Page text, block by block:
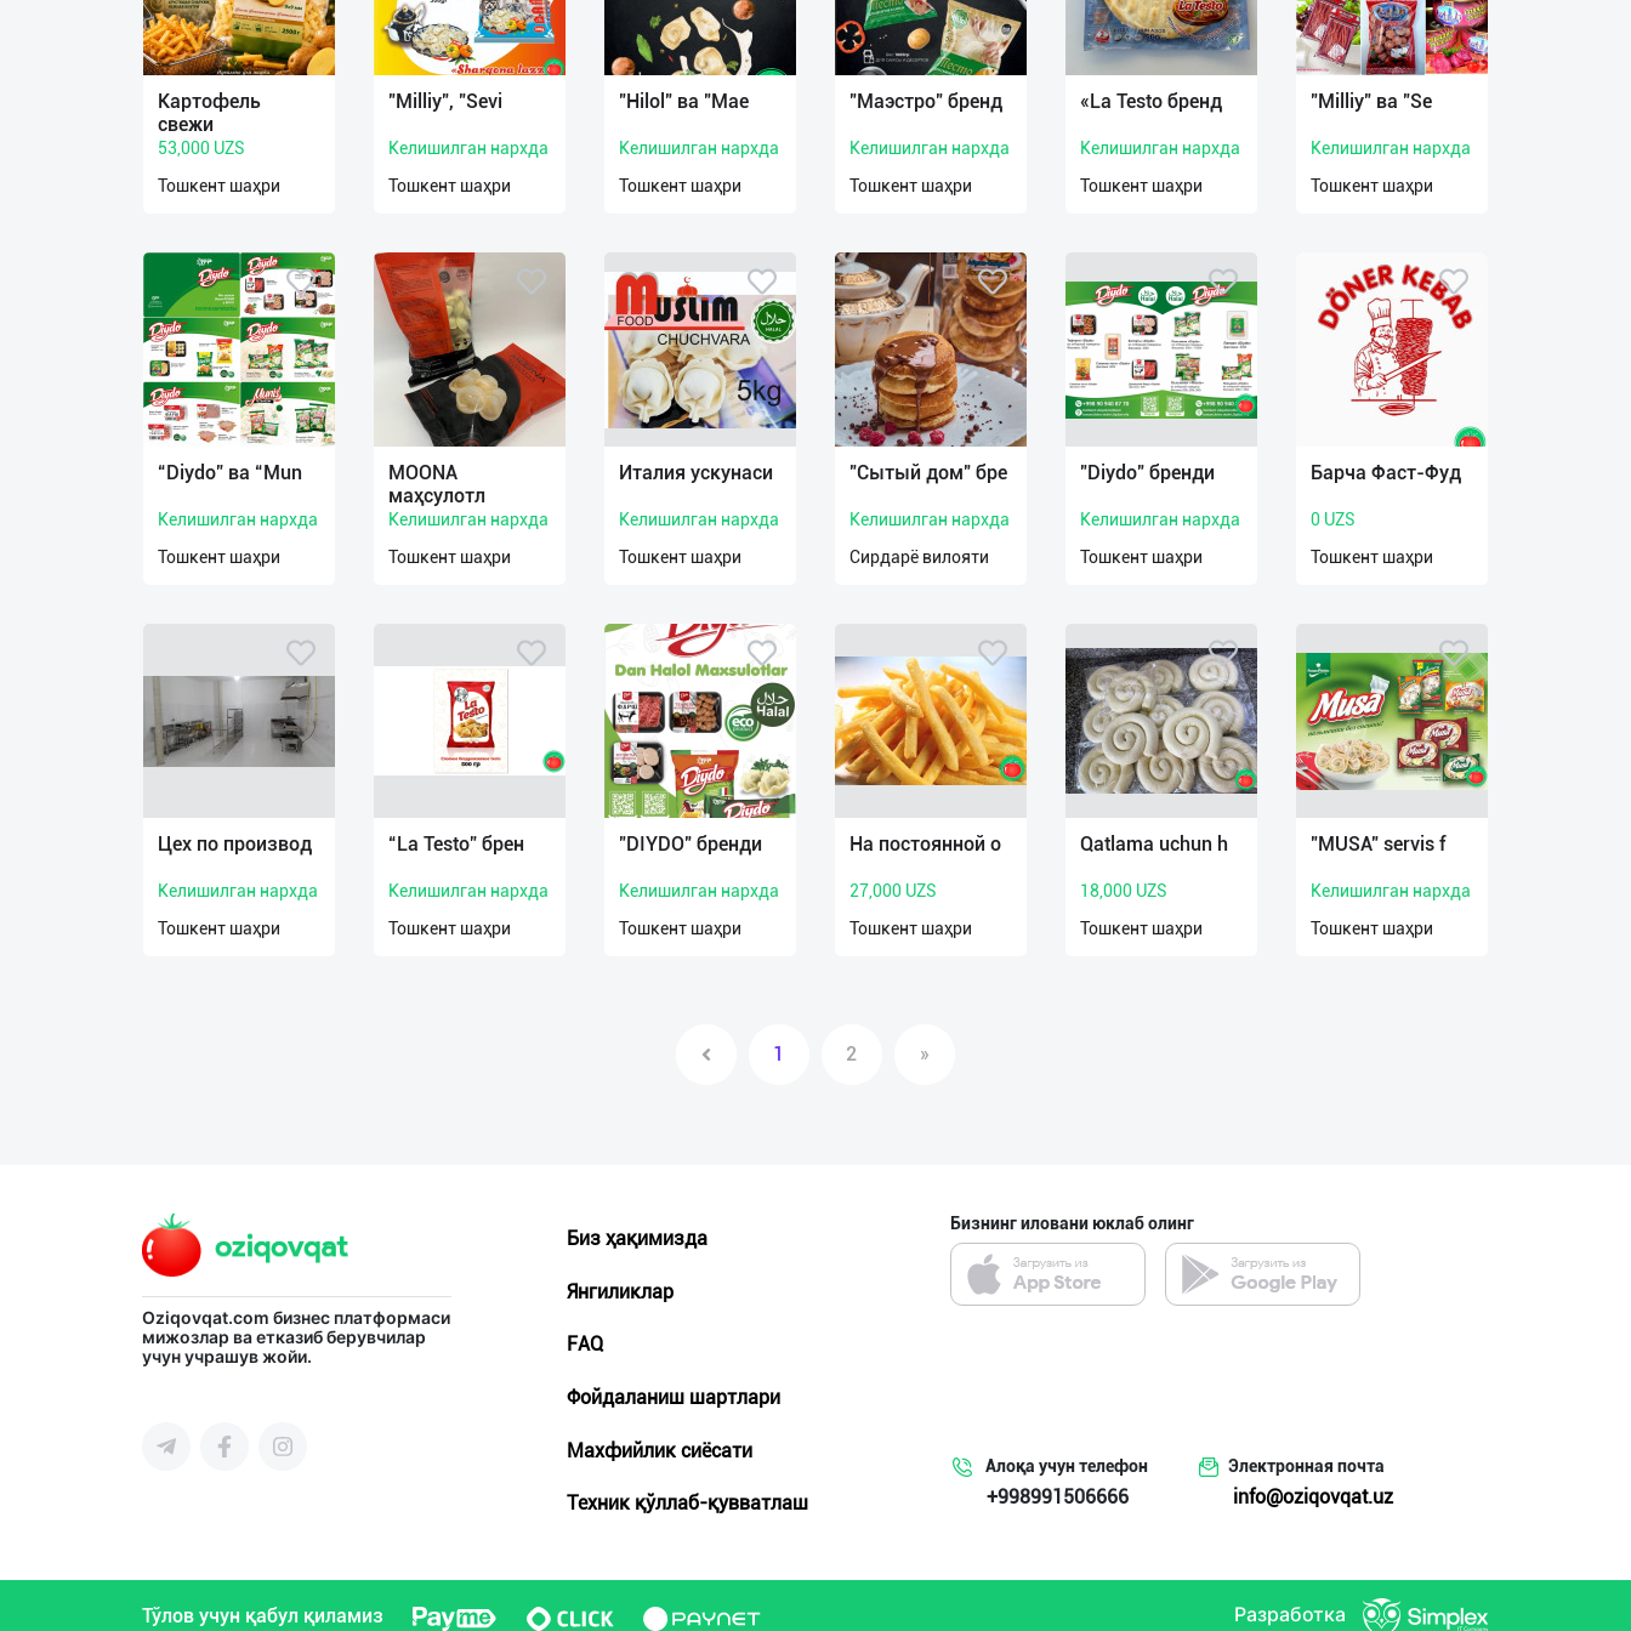
Картофель
свежи
53,000 UZS
Тошкент шаҳри
"Milliy", "Sevi
Келишилган нархда
Тошкент шаҳри
"Hilol" ва "Mae
Келишилган нархда
Тошкент шаҳри
"Маэстро" бренд
Келишилган нархда
Тошкент шаҳри
«La Testo бренд
Келишилган нархда
Тошкент шаҳри
"Milliy" ва "Se
Келишилган нархда
Тошкент шаҳри
“Diydo” ва “Mun
Келишилган нархда
Тошкент шаҳри
MOONA
маҳсулотл
Келишилган нархда
Тошкент шаҳри
Италия ускунаси
Келишилган нархда
Тошкент шаҳри
"Сытый дом" бре
Келишилган нархда
Сирдарё вилояти
"Diydo" бренди
Келишилган нархда
Тошкент шаҳри
Барча Фаст-Фуд
0 UZS
Тошкент шаҳри
Цех по производ
Келишилган нархда
Тошкент шаҳри
“La Testo” брен
Келишилган нархда
Тошкент шаҳри
"DIYDO" бренди
Келишилган нархда
Тошкент шаҳри
На постоянной о
27,000 UZS
Тошкент шаҳри
Qatlama uchun h
18,000 UZS
Тошкент шаҳри
"MUSA" servis f
Келишилган нархда
Тошкент шаҳри
1 2 »
Oziqovqat.com бизнес платформаси
мижозлар ва етказиб берувчилар
учун учрашув жойи.
Биз ҳақимизда
Янгиликлар
FAQ
Фойдаланиш шартлари
Махфийлик сиёсати
Техник қўллаб-қувватлаш
Бизнинг иловани юклаб олинг
Алоқа учун телефон
+998991506666
Электронная почта
info@oziqovqat.uz
Тўлов учун қабул қиламиз Разработка